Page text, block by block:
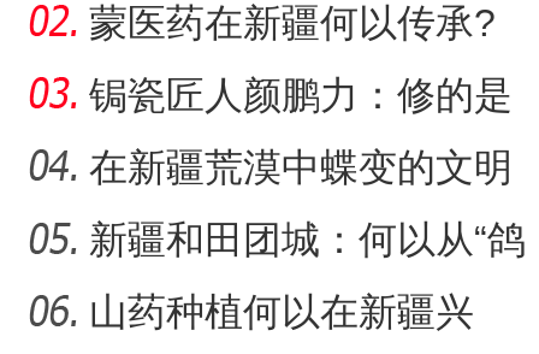
候鸟集结新疆阿拉尔市
行？
蒙医药在新疆何以传承?
锔瓷匠人颜鹏力：修的是
瓷，也是“情”
在新疆荒漠中蝶变的文明
村镇
新疆和田团城：何以从“鸽
子巷”到网红打卡地
山药种植何以在新疆兴